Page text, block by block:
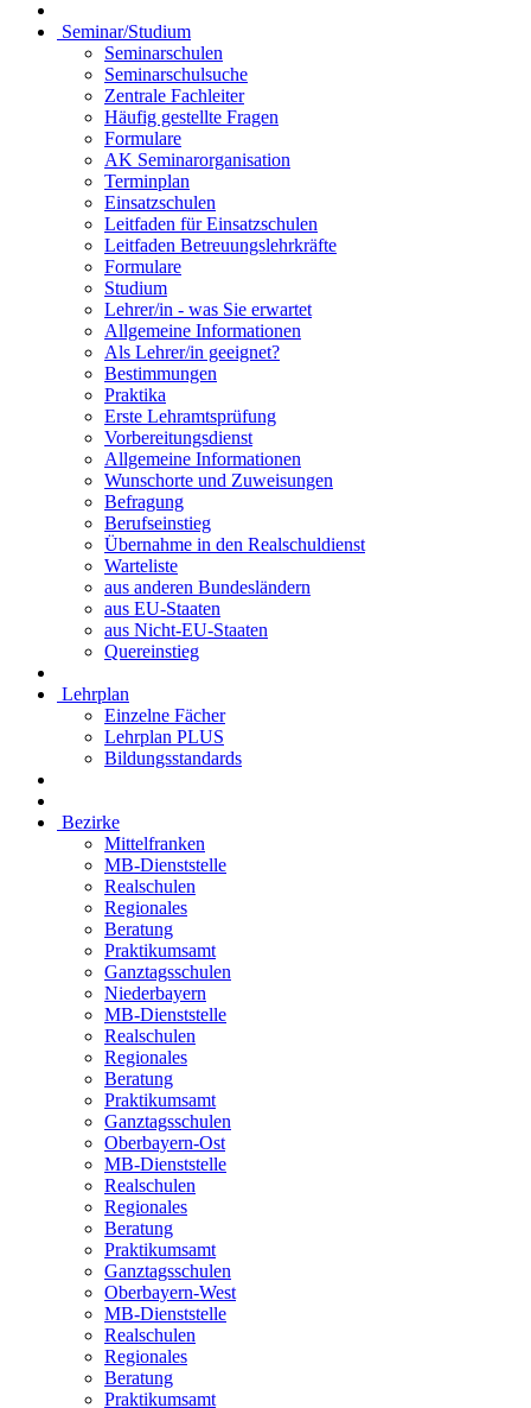
Seminar/Studium
Seminarschulen
Seminarschulsuche
Zentrale Fachleiter
Häufig gestellte Fragen
Formulare
AK Seminarorganisation
Terminplan
Einsatzschulen
Leitfaden für Einsatzschulen
Leitfaden Betreuungslehrkräfte
Formulare
Studium
Lehrer/in - was Sie erwartet
Allgemeine Informationen
Als Lehrer/in geeignet?
Bestimmungen
Praktika
Erste Lehramtsprüfung
Vorbereitungsdienst
Allgemeine Informationen
Wunschorte und Zuweisungen
Befragung
Berufseinstieg
Übernahme in den Realschuldienst
Warteliste
aus anderen Bundesländern
aus EU-Staaten
aus Nicht-EU-Staaten
Quereinstieg
Lehrplan
Einzelne Fächer
Lehrplan PLUS
Bildungsstandards
Bezirke
Mittelfranken
MB-Dienststelle
Realschulen
Regionales
Beratung
Praktikumsamt
Ganztagsschulen
Niederbayern
MB-Dienststelle
Realschulen
Regionales
Beratung
Praktikumsamt
Ganztagsschulen
Oberbayern-Ost
MB-Dienststelle
Realschulen
Regionales
Beratung
Praktikumsamt
Ganztagsschulen
Oberbayern-West
MB-Dienststelle
Realschulen
Regionales
Beratung
Praktikumsamt